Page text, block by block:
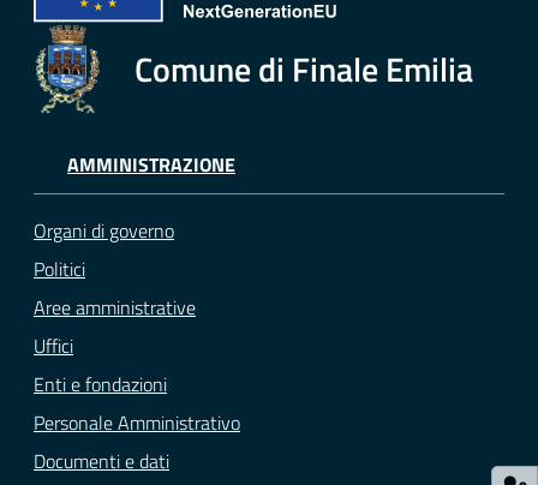
Sportello
Tutti
gli
argomenti...
Seguici
su
Comune di Finale Emilia
AMMINISTRAZIONE
Organi di governo
Politici
Aree amministrative
Uffici
Enti e fondazioni
Personale Amministrativo
Documenti e dati